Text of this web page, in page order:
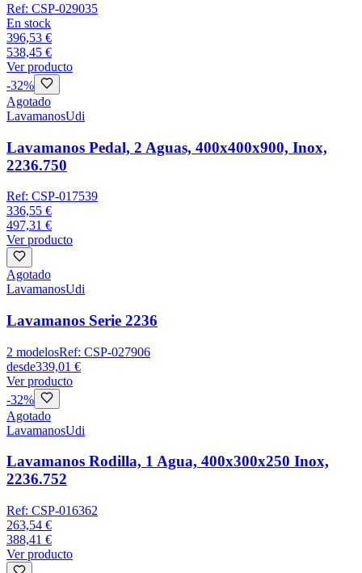
Ref: CSP-029035
En stock
396,53 €
538,45 €
Ver producto
-32%
Agotado
LavamanosUdi
Lavamanos Pedal, 2 Aguas, 400x400x900, Inox,
2236.750
Ref: CSP-017539
336,55 €
497,31 €
Ver producto
Agotado
LavamanosUdi
Lavamanos Serie 2236
2 modelosRef: CSP-027906
desde339,01 €
Ver producto
-32%
Agotado
LavamanosUdi
Lavamanos Rodilla, 1 Agua, 400x300x250 Inox,
2236.752
Ref: CSP-016362
263,54 €
388,41 €
Ver producto